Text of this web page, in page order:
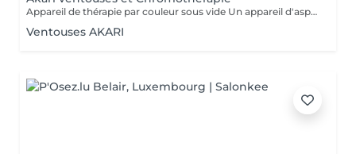
Appareil de thérapie par couleur sous vide Un appareil d'aspiration - complété avec 21 couleurs (barre de couleurs Akari). APPLICATIONS En cosmétique, en massage, en physiothérapie et dans le domaine médical. AVANTAGE En raison du vide, de la levée sans pression, la circulation sanguine et la lymphe sont stimulées. Ce vide est constant, finement contrôlé et réglable. Il a un train doux. Cela signifie qu'il peut également être utilisé sur les zones les plus sensibles - cicatrices, contour des yeux, lèvres, zones douloureuses ... APPLICATIONS POSSIBLES EN COSMÉTIQUE, Pour resserrer et affiner le visage (rides autour des yeux et des lèvres), cou et décolleté les bras supérieurs , ventre , hanche , cellulite DANS LE MASSAGE, drainage , réflexologie , tissu conjonctif, le drainage lymphatique , compensation des méridiens , dans les blessures sportives Pour le post-traitement des opérations faciales Possibilité d'utiliser une pyramide de cristal de roche pour faire des stimulations de couleur.
Ventouses AKARI